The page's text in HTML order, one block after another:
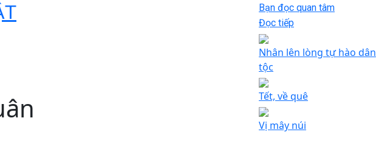
Bạn đọc quan tâm
Đọc tiếp
Nhân lên lòng tự hào dân
tộc
Tết, về quê
Vị mây núi